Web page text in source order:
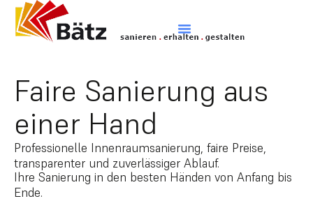
Faire Sanierung aus
einer Hand
Professionelle Innenraumsanierung, faire Preise,
transparenter und zuverlässiger Ablauf.
Ihre Sanierung in den besten Händen von Anfang bis
Ende.